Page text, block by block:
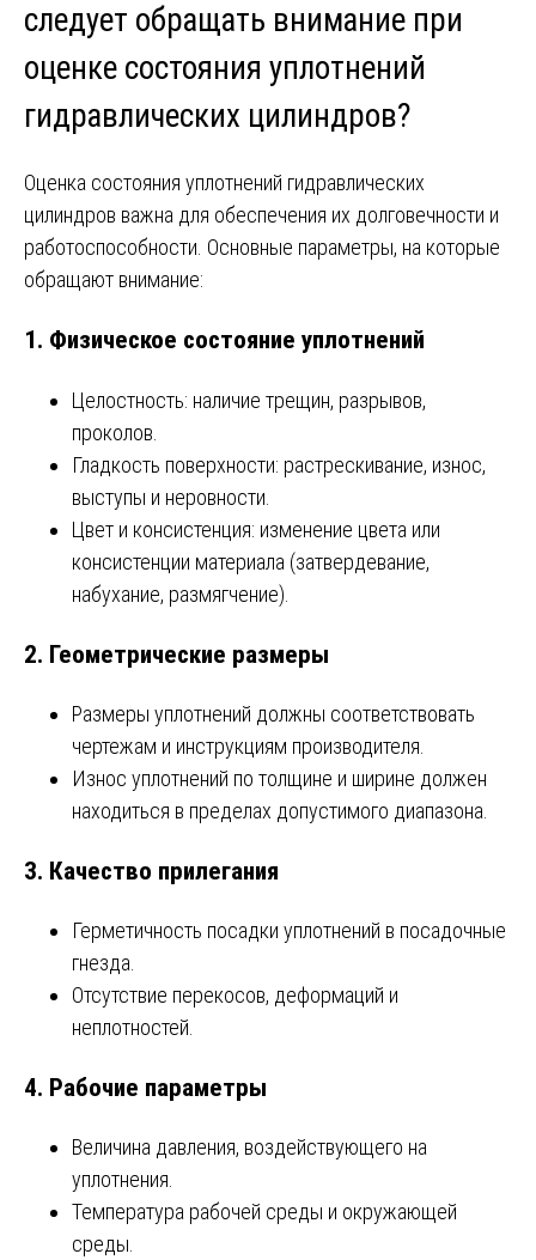
следует обращать внимание при
оценке состояния уплотнений
гидравлических цилиндров?
Оценка состояния уплотнений гидравлических
цилиндров важна для обеспечения их долговечности и
работоспособности. Основные параметры, на которые
обращают внимание:
1. Физическое состояние уплотнений
Целостность: наличие трещин, разрывов,
проколов.
Гладкость поверхности: растрескивание, износ,
выступы и неровности.
Цвет и консистенция: изменение цвета или
консистенции материала (затвердевание,
набухание, размягчение).
2. Геометрические размеры
Размеры уплотнений должны соответствовать
чертежам и инструкциям производителя.
Износ уплотнений по толщине и ширине должен
находиться в пределах допустимого диапазона.
3. Качество прилегания
Герметичность посадки уплотнений в посадочные
гнезда.
Отсутствие перекосов, деформаций и
неплотностей.
4. Рабочие параметры
Величина давления, воздействующего на
уплотнения.
Температура рабочей среды и окружающей
среды.